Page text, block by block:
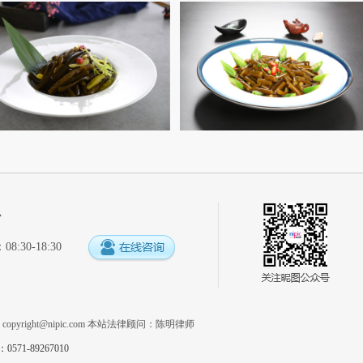
08:30-18:30
copyright@nipic.com 本站法律顾问：陈明律师
89267010